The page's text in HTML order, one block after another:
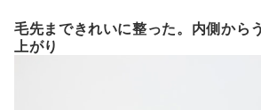
毛先まできれいに整った。内側から
上がり